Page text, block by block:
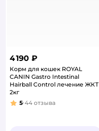
4 190 ₽
Корм для кошек ROYAL
CANIN Gastro Intestinal
Hairball Control лечение ЖКТ
2кг
Рейтинг:
5 44 отзыва